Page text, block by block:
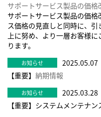
サポートサービス製品の価格
サポートサービス製品の価
ス価格の見直しと同時に、
上に努め、より一層お客様
ります。
2025.05.07
【重要】 納期情報
2025.03.28
【重要】システムメンテナ